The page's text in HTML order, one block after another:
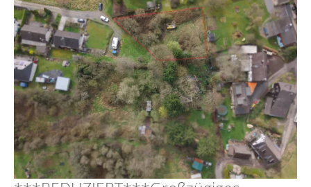
VON
WINDECK
MIT
GARTEN
UND
PERSPEKTIVE
ZUR
WERTSTEIGERUNG!